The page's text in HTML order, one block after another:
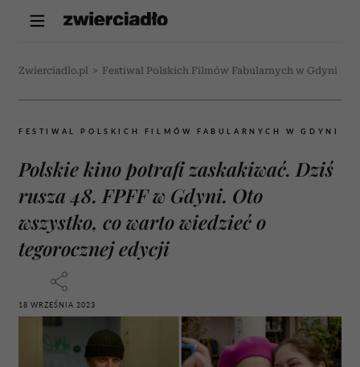
Zwierciadlo.pl > Festiwal Polskich Filmów Fabularnych w Gdyni
FESTIWAL POLSKICH FILMÓW FABULARNYCH W GDYNI
Polskie kino potrafi zaskakiwać. Dziś
rusza 48. FPFF w Gdyni. Oto
wszystko, co warto wiedzieć o
tegorocznej edycji
18 WRZEŚNIA 2023